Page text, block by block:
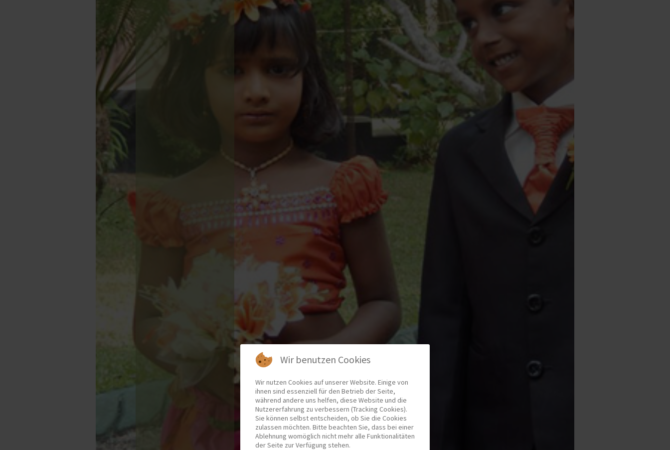
Wir benutzen Cookies
Wir nutzen Cookies auf unserer Website. Einige von
ihnen sind essenziell für den Betrieb der Seite,
während andere uns helfen, diese Website und die
Nutzererfahrung zu verbessern (Tracking Cookies).
Sie können selbst entscheiden, ob Sie die Cookies
zulassen möchten. Bitte beachten Sie, dass bei einer
Ablehnung womöglich nicht mehr alle Funktionalitäten
der Seite zur Verfügung stehen.